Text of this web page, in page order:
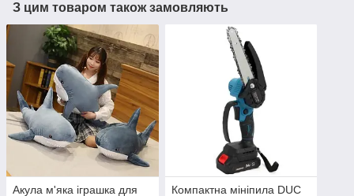
З цим товаром також замовляють
Акула м'яка іграшка для
Компактна мініпила DUC